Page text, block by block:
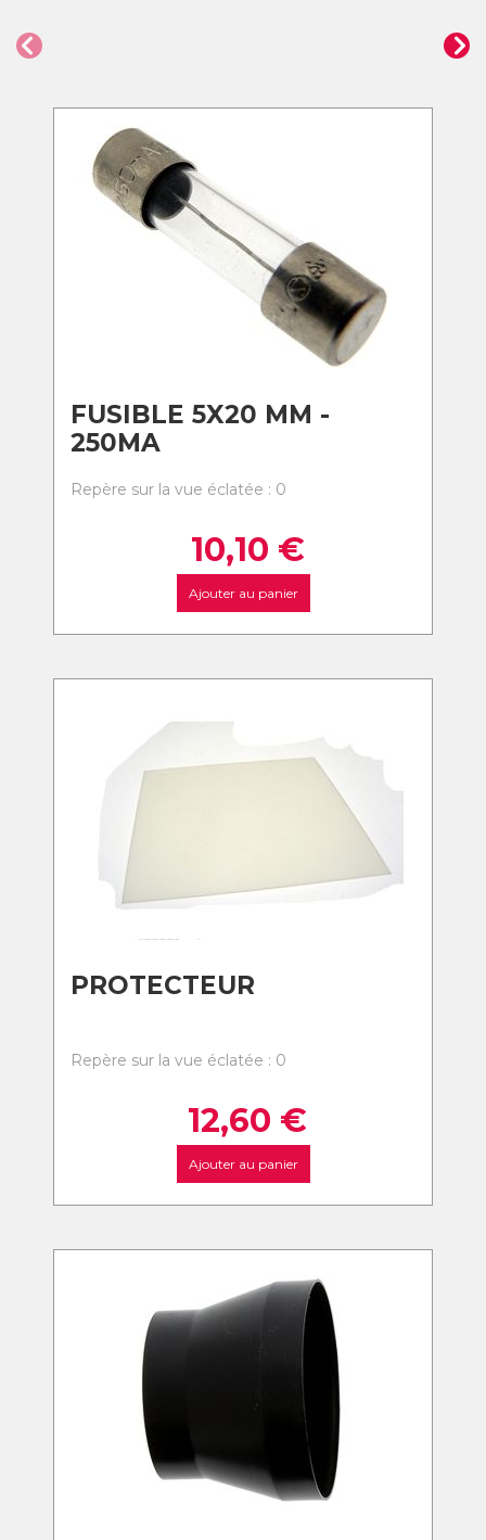
FUSIBLE 5X20 MM -
250MA
Repère sur la vue éclatée : 0
10,10 €
Ajouter au panier
PROTECTEUR
Repère sur la vue éclatée : 0
12,60 €
Ajouter au panier